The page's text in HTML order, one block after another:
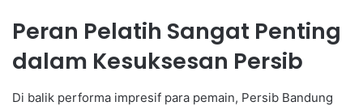
Peran Pelatih Sangat Penting
dalam Kesuksesan Persib
Di balik performa impresif para pemain, Persib Bandung